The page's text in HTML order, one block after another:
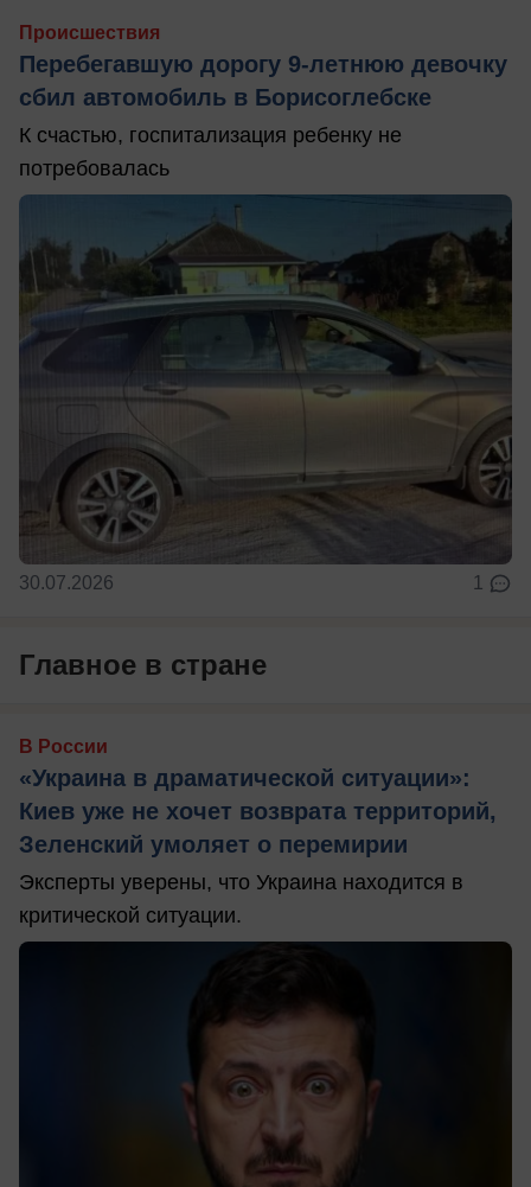
Происшествия
Перебегавшую дорогу 9-летнюю девочку
сбил автомобиль в Борисоглебске
К счастью, госпитализация ребенку не
потребовалась
30.07.2026 1
Главное в стране
В России
«Украина в драматической ситуации»:
Киев уже не хочет возврата территорий,
Зеленский умоляет о перемирии
Эксперты уверены, что Украина находится в
критической ситуации.